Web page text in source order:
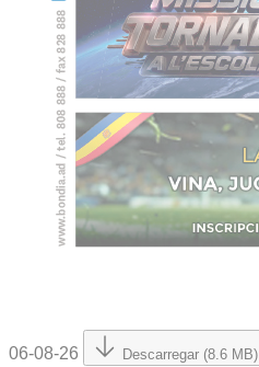
06-08-26 Descarregar (8.6 MB)